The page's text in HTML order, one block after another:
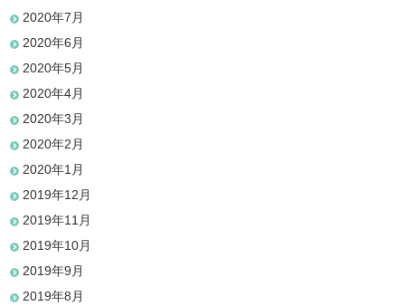
2020年7月
2020年6月
2020年5月
2020年4月
2020年3月
2020年2月
2020年1月
2019年12月
2019年11月
2019年10月
2019年9月
2019年8月